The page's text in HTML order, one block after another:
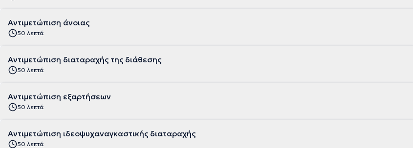
Αντιμετώπιση άνοιας
50 λεπτά
Αντιμετώπιση διαταραχής της διάθεσης
50 λεπτά
Αντιμετώπιση εξαρτήσεων
50 λεπτά
Αντιμετώπιση ιδεοψυχαναγκαστικής διαταραχής
50 λεπτά